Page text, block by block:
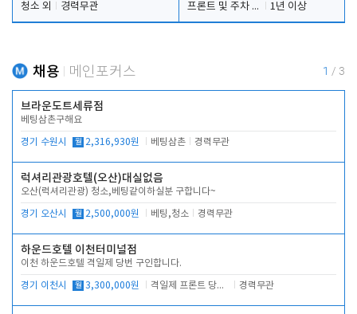
청소 외
경력무관
프론트 및 주차 객실관리
1년 이상
채용 메인포커스 1 / 3
브라운도트세류점
베팅삼촌구해요
경기 수원시 월 2,316,930원 베팅삼촌 경력무관
럭셔리관광호텔(오산)대실없음
오산(럭셔리관광) 청소,베팅같이하실분 구합니다~
경기 오산시 월 2,500,000원 베팅,청소 경력무관
하운드호텔 이천터미널점
이천 하운드호텔 격일제 당번 구인합니다.
경기 이천시 월 3,300,000원 격일제 프론트 당번 업무로 주차 및 객실 점검 경력무관